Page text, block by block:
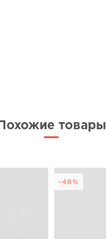
товары
-48%